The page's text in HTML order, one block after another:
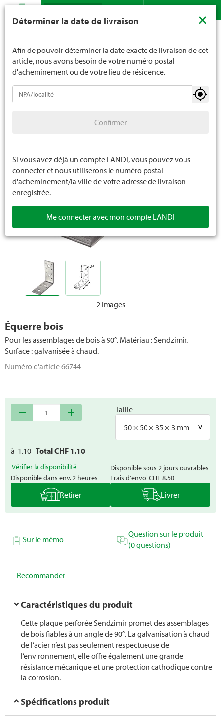
Recherche
2 Images
Équerre bois
Pour les assemblages de bois à 90°. Matériau : Sendzimir.
Surface : galvanisée à chaud.
Numéro d'article66744
remove add
Taille
50 × 50 × 35 × 3 mm
à 1.10 Total CHF 1.10
Vérifier la disponibilité
Disponible dans env. 2 heures
Disponible sous 2 jours ouvrables
Frais d'envoiCHF 8.50
Retirer Livrer
Sur le mémo
Question sur le produit
(0 questions)
Recommander
Caractéristiques du produit
Cette plaque perforée Sendzimir promet des assemblages
de bois fiables à un angle de 90°. La galvanisation à chaud
de l’acier n’est pas seulement respectueuse de
l’environnement, elle offre également une grande
résistance mécanique et une protection cathodique contre
la corrosion.
Spécifications produit
Quincaillerie
Vis
SB quincaillerie
Déterminer la date de livraison ×
Afin de pouvoir déterminer la date exacte de livraison de cet
article, nous avons besoin de votre numéro postal
d'acheminement ou de votre lieu de résidence.
Confirmer
Si vous avez déjà un compte LANDI, vous pouvez vous
connecter et nous utiliserons le numéro postal
d'acheminement/la ville de votre adresse de livraison
enregistrée.
Me connecter avec mon compte LANDI
moins de 16 ans. La limite d'âge est de 18 ans pour les
nous indiquez votre âge de manière contraignante.